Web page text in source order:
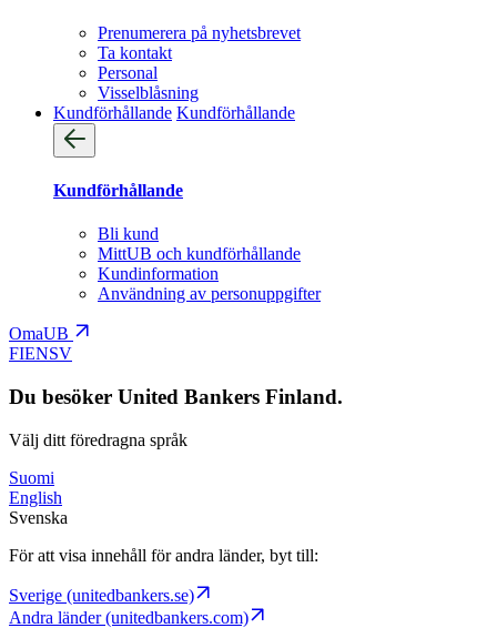
Prenumerera på nyhetsbrevet
Ta kontakt
Personal
Visselblåsning
Kundförhållande Kundförhållande
Kundförhållande
Bli kund
MittUB och kundförhållande
Kundinformation
Användning av personuppgifter
OmaUB
FIENSV
Du besöker United Bankers Finland.
Välj ditt föredragna språk
Suomi
English
Svenska
För att visa innehåll för andra länder, byt till:
Sverige (unitedbankers.se)
Andra länder (unitedbankers.com)